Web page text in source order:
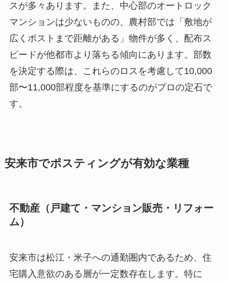
スが多々あります。また、中心部のオートロック
マンションは少ないものの、農村部では「敷地が
広くポストまで距離がある」物件が多く、配布ス
ピードが他都市より落ちる傾向にあります。部数
を決定する際は、これらのロスを考慮して10,000
部〜11,000部程度を基準にするのがプロの定石で
す。
安来市でポスティングが有効な業種
不動産（戸建て・マンション販売・リフォー
ム）
安来市は松江・米子への通勤圏内であるため、住
宅購入意欲のある層が一定数存在します。特に